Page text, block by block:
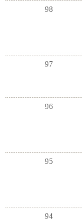
98
97
96
95
94